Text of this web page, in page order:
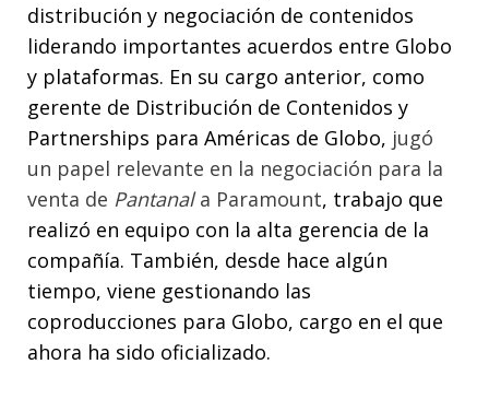
distribución y negociación de contenidos
liderando importantes acuerdos entre Globo
y plataformas. En su cargo anterior, como
gerente de Distribución de Contenidos y
Partnerships para Américas de Globo, jugó
un papel relevante en la negociación para la
venta de Pantanala Paramount, trabajo que
realizó en equipo con la alta gerencia de la
compañía. También, desde hace algún
tiempo, viene gestionando las
coproducciones para Globo, cargo en el que
ahora ha sido oficializado.